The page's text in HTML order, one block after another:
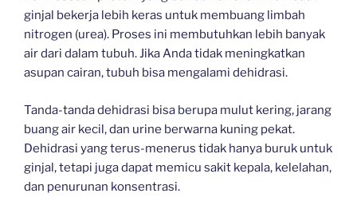
ginjal bekerja lebih keras untuk membuang limbah
nitrogen (urea). Proses ini membutuhkan lebih banyak
air dari dalam tubuh. Jika Anda tidak meningkatkan
asupan cairan, tubuh bisa mengalami dehidrasi.
Tanda-tanda dehidrasi bisa berupa mulut kering, jarang
buang air kecil, dan urine berwarna kuning pekat.
Dehidrasi yang terus-menerus tidak hanya buruk untuk
ginjal, tetapi juga dapat memicu sakit kepala, kelelahan,
dan penurunan konsentrasi.